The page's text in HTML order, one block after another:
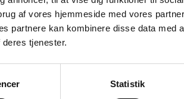
af vores hjemmeside med vores
partnere kan kombinere disse data med
tjenester.
Statistik